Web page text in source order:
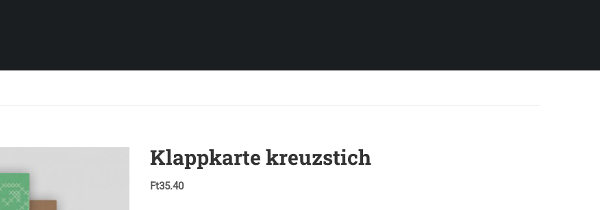
Klappkarte kreuzstich
Ft35.40